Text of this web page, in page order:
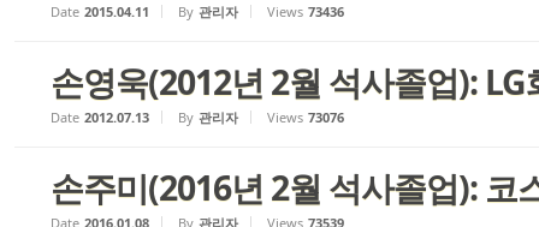
Date 2015.04.11 By 관리자 Views 73436
손영욱(2012년 2월 석사졸업): LG
Date 2012.07.13 By 관리자 Views 73076
손주미(2016년 2월 석사졸업): 코
Date 2016.01.08 By 관리자 Views 73539